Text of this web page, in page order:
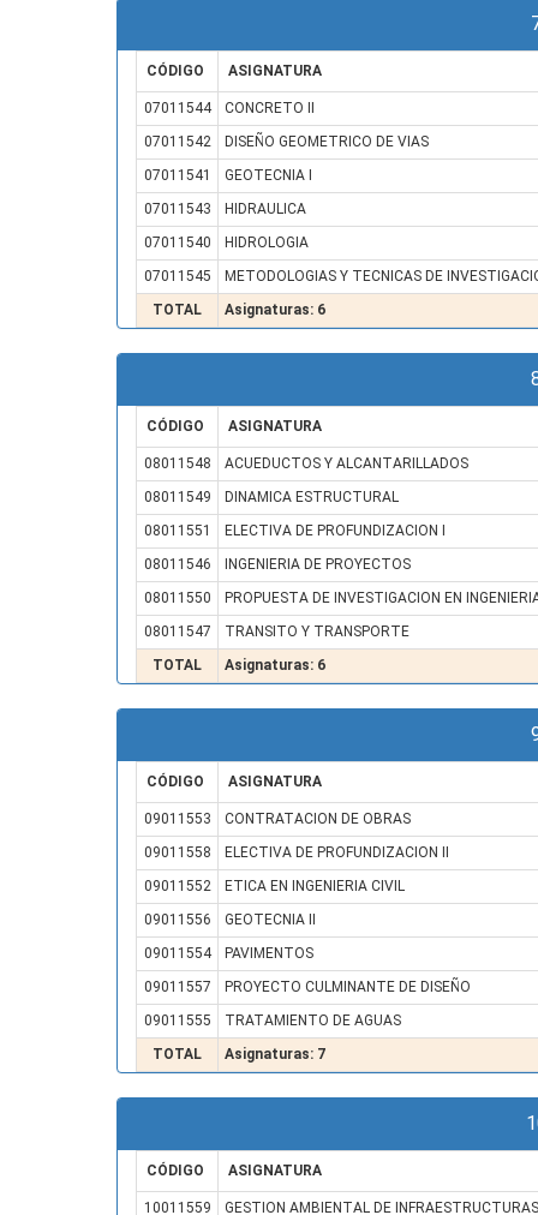
CÓDIGO ASIGNATURA
07011544
CONCRETO II
07011542
DISEÑO GEOMETRICO DE VIAS
07011541
GEOTECNIA I
07011543
HIDRAULICA
07011540
HIDROLOGIA
07011545
METODOLOGIAS Y TECNICAS DE
TOTAL
Asignaturas: 6
CÓDIGO ASIGNATURA
08011548
ACUEDUCTOS Y ALCANTARILLADOS
08011549
DINAMICA ESTRUCTURAL
08011551
ELECTIVA DE PROFUNDIZACION I
08011546
INGENIERIA DE PROYECTOS
08011550
PROPUESTA DE INVESTIGACION EN
08011547
TRANSITO Y TRANSPORTE
TOTAL
Asignaturas: 6
CÓDIGO ASIGNATURA
09011553
CONTRATACION DE OBRAS
09011558
ELECTIVA DE PROFUNDIZACION II
09011552
ETICA EN INGENIERIA CIVIL
09011556
GEOTECNIA II
09011554
PAVIMENTOS
09011557
PROYECTO CULMINANTE DE DISEÑO
09011555
TRATAMIENTO DE AGUAS
TOTAL
Asignaturas: 7
CÓDIGO ASIGNATURA
10011559 GESTION AMBIENTAL DE INFRAESTRUCTURAS